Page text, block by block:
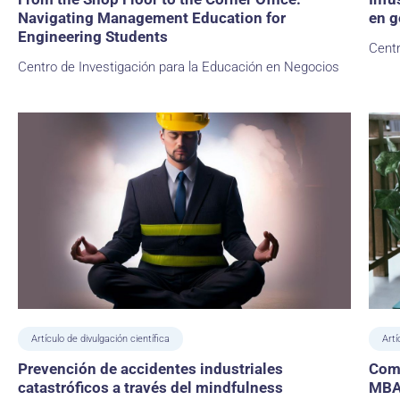
Navigating Management Education for
Engineering Students
Centro de Investigación para la Educación en Negocios
en
Artículo de divulgación científica
Prevención de accidentes industriales
catastróficos a través del mindfulness